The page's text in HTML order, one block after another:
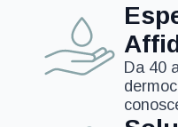
Da 40